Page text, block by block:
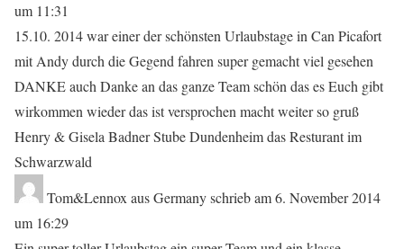
um 11:31
15.10. 2014 war einer der schönsten Urlaubstage in Can Picafort
mit Andy durch die Gegend fahren super gemacht viel gesehen
DANKE auch Danke an das ganze Team schön das es Euch gibt
wirkommen wieder das ist versprochen macht weiter so gruß
Henry & Gisela Badner Stube Dundenheim das Resturant im
Schwarzwald
Tom&LennoxausGermanyschrieb am6. November 2014
um 16:29